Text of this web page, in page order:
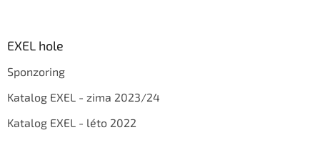
EXEL hole
Sponzoring
Katalog EXEL - zima 2023/24
Katalog EXEL - léto 2022